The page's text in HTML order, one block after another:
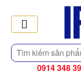
Tìm
kiếm
0914 348